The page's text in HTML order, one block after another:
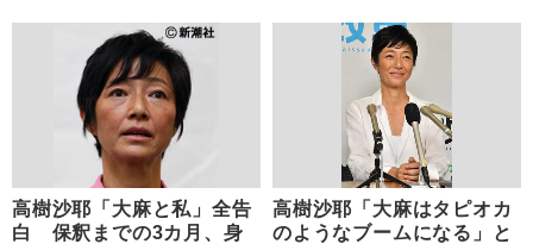
高樹沙耶「大麻と私」全告
白 保釈までの3カ月、身
高樹沙耶「大麻はタピオカ
のようなブームになる」と